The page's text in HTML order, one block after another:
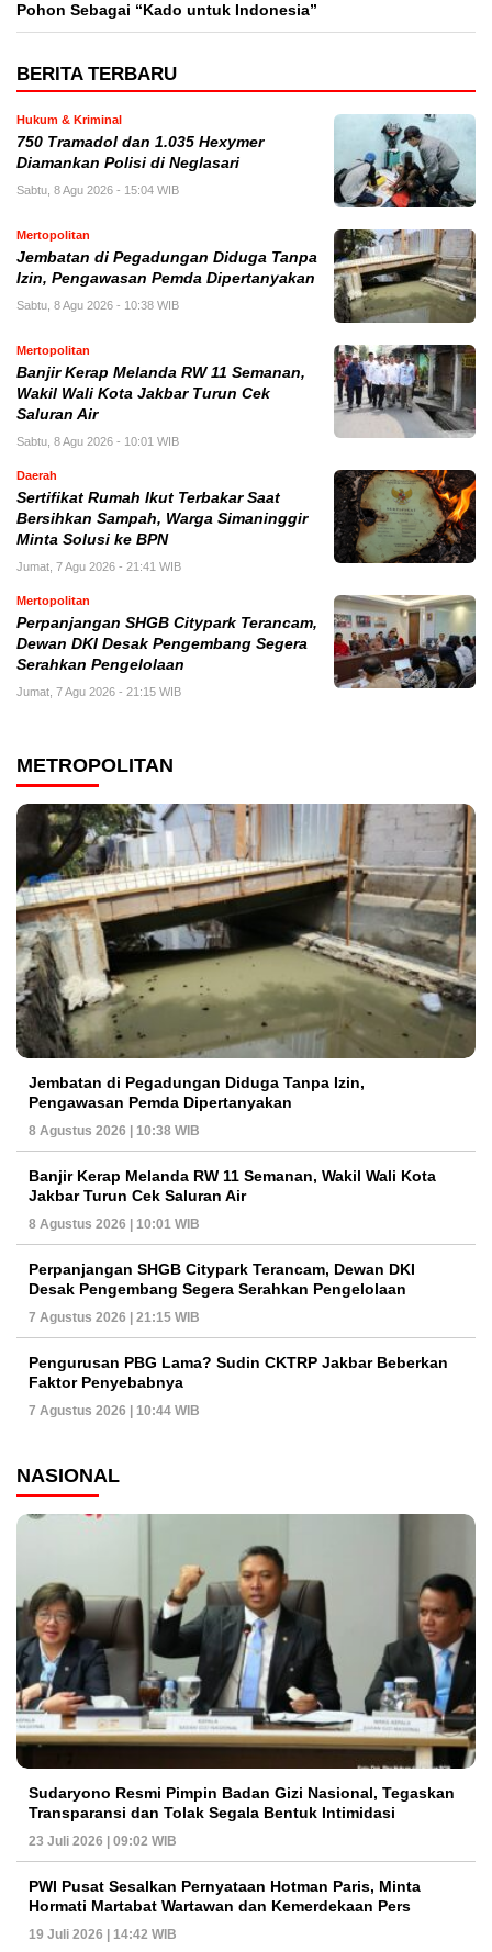
Pohon Sebagai “Kado untuk Indonesia”
BERITA TERBARU
Hukum & Kriminal
750 Tramadol dan 1.035 Hexymer
Diamankan Polisi di Neglasari
Sabtu, 8 Agu 2026 - 15:04 WIB
Mertopolitan
Jembatan di Pegadungan Diduga Tanpa
Izin, Pengawasan Pemda Dipertanyakan
Sabtu, 8 Agu 2026 - 10:38 WIB
Mertopolitan
Banjir Kerap Melanda RW 11 Semanan,
Wakil Wali Kota Jakbar Turun Cek
Saluran Air
Sabtu, 8 Agu 2026 - 10:01 WIB
Daerah
Sertifikat Rumah Ikut Terbakar Saat
Bersihkan Sampah, Warga Simaninggir
Minta Solusi ke BPN
Jumat, 7 Agu 2026 - 21:41 WIB
Mertopolitan
Perpanjangan SHGB Citypark Terancam,
Dewan DKI Desak Pengembang Segera
Serahkan Pengelolaan
Jumat, 7 Agu 2026 - 21:15 WIB
METROPOLITAN
Jembatan di Pegadungan Diduga Tanpa Izin,
Pengawasan Pemda Dipertanyakan
8 Agustus 2026 | 10:38 WIB
Banjir Kerap Melanda RW 11 Semanan, Wakil Wali Kota
Jakbar Turun Cek Saluran Air
8 Agustus 2026 | 10:01 WIB
Perpanjangan SHGB Citypark Terancam, Dewan DKI
Desak Pengembang Segera Serahkan Pengelolaan
7 Agustus 2026 | 21:15 WIB
Pengurusan PBG Lama? Sudin CKTRP Jakbar Beberkan
Faktor Penyebabnya
7 Agustus 2026 | 10:44 WIB
NASIONAL
Sudaryono Resmi Pimpin Badan Gizi Nasional, Tegaskan
Transparansi dan Tolak Segala Bentuk Intimidasi
23 Juli 2026 | 09:02 WIB
PWI Pusat Sesalkan Pernyataan Hotman Paris, Minta
Hormati Martabat Wartawan dan Kemerdekaan Pers
19 Juli 2026 | 14:42 WIB